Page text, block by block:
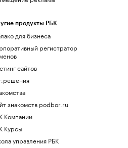
продукты РБК
для бизнеса
регистратор
сайтов
знакомств podbor.ru
Компании
Курсы
управления РБК